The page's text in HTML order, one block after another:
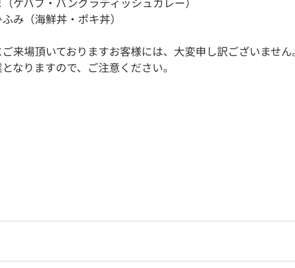
み（海鮮丼・ポキ丼）
来場頂いておりますお客様には、大変申し訳ございません
なりますので、ご注意ください。